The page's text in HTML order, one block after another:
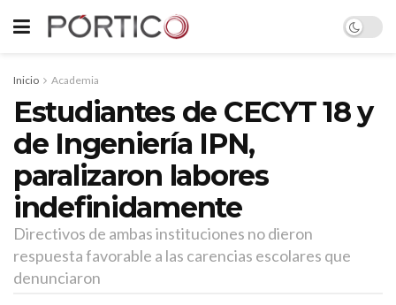
Inicio Academia
Estudiantes de CECYT 18 y
de Ingeniería IPN,
paralizaron labores
indefinidamente
Directivos de ambas instituciones no dieron
respuesta favorable a las carencias escolares que
denunciaron